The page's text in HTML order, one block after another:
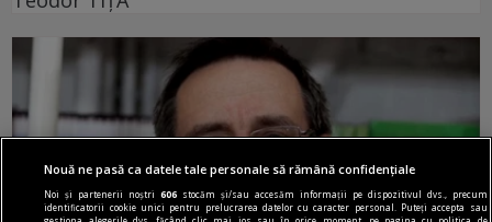
Nouă ne pasă ca datele tale personale să rămână confidențiale
Noi și partenerii noștri606 stocăm și/sau accesăm informații pe dispozitivul dvs., precum
identificatorii cookie unici pentru prelucrarea datelor cu caracter personal. Puteți accepta sau